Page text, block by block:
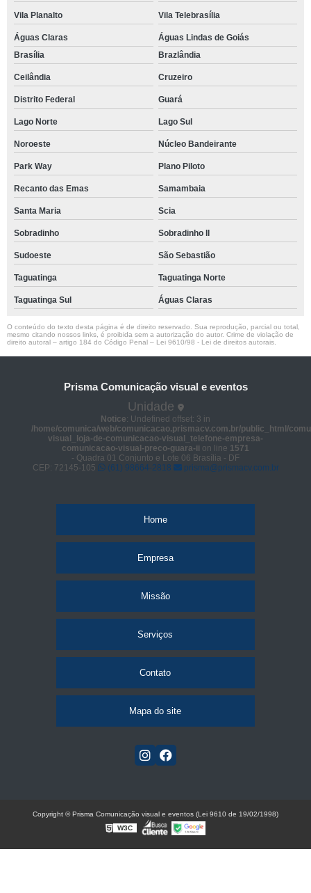
Vila Planalto Vila Telebrasília
Águas Claras
Águas Lindas de Goiás
Brasília
Brazlândia
Ceilândia Cruzeiro
Distrito Federal Guará
Lago Norte Lago Sul
Noroeste Núcleo Bandeirante
Park Way Plano Piloto
Recanto das Emas Samambaia
Santa Maria Scia
Sobradinho Sobradinho ll
Sudoeste São Sebastião
Taguatinga Taguatinga Norte
Taguatinga Sul Águas Claras
O conteúdo do texto desta página é de direito reservado. Sua reprodução, parcial ou total,
mesmo citando nossos links, é proibida sem a autorização do autor. Crime de violação de
direito autoral – artigo 184 do Código Penal – Lei 9610/98 - Lei de direitos autorais
Prisma Comunicação visual e eventos
Unidade
Notice: Undefined offset: 3 in
/home/comunica/web/comunicacao.prismacv.com.br/public_html/
visual_loja-de-comunicacao-visual_telefone-empresa-
comunicacao-visual-preco-guara-ii on line 1571
- Quadra 01 Conjunto e Lote 06 Brasília - DF
CEP: 72145-105
(61) 98664-2818 prisma@prismacv.com.br
Home
Empresa
Missão
Serviços
Contato
Mapa do site
Copyright © Prisma Comunicação visual e eventos (Lei 9610 de 19/02/1998)
W3C